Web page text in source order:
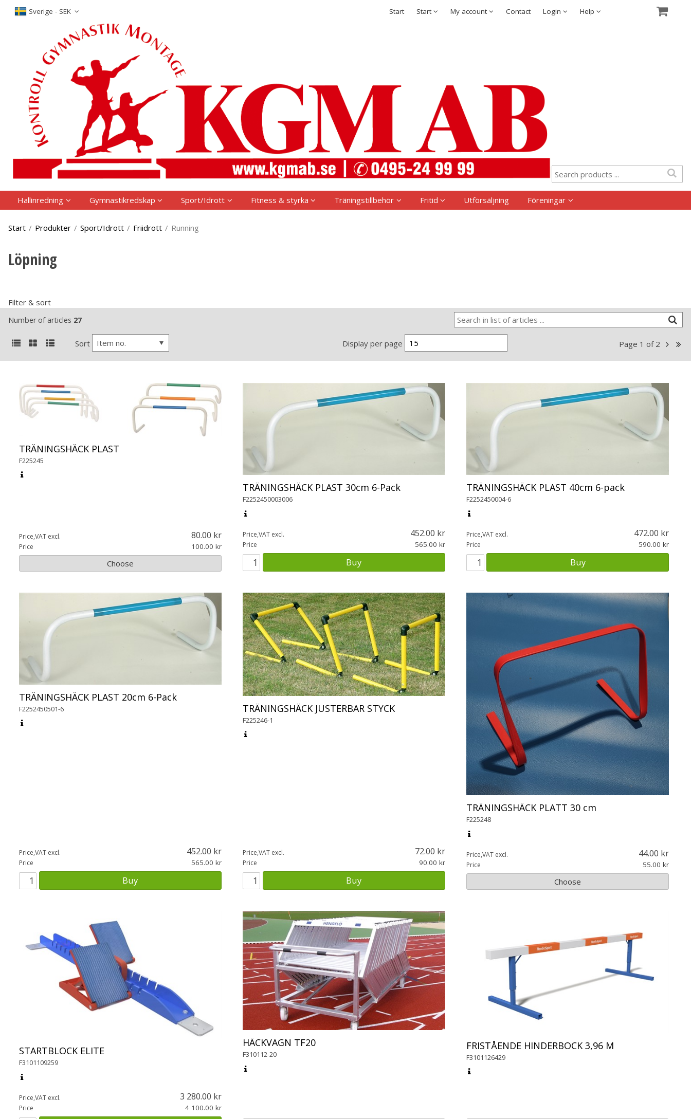
Sverige - SEK Start Start My account Contact Login
Remember me
Forgot your password?
Create new account
Help
Security & cookies
Hallinredning Gymnastikredskap Sport/Idrott Fitness & styrka Träningstillbehör Fritid Utförsäljning Föreningar
Start / Produkter / Sport/Idrott / Friidrott / Running
Löpning
Filter & sort
Number of articles 27
Sort Item no. Display per page 15 Page 1 of 2
TRÄNINGSHÄCK PLAST
F225245
Price,VAT excl. 80.00
Price 100.00
Choose
TRÄNINGSHÄCK PLAST 30cm 6-Pack
F2252450003006
Price,VAT excl. 452.00
Price 565.00
Buy
TRÄNINGSHÄCK PLAST 40cm 6-pack
F2252450004-6
Price,VAT excl. 472.00
Price 590.00
Buy
TRÄNINGSHÄCK PLAST 20cm 6-Pack
F2252450501-6
Price,VAT excl. 452.00
Price 565.00
Buy
TRÄNINGSHÄCK JUSTERBAR STYCK
F225246-1
Price,VAT excl. 72.00
Price 90.00
Buy
TRÄNINGSHÄCK PLATT 30 cm
F225248
Price,VAT excl. 44.00
Price 55.00
Choose
STARTBLOCK ELITE
F3101109259
Price,VAT excl. 3 280.00
Price 4 100.00
HÄCKVAGN TF20
F310112-20
FRISTÅENDE HINDERBOCK 3,96 M
F3101126429